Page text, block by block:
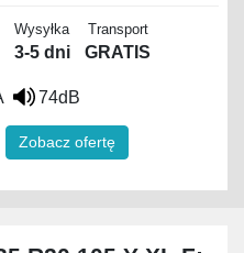
Wysyłka
3-5 dni
Transport
GRATIS
74dB
Zobacz ofertę